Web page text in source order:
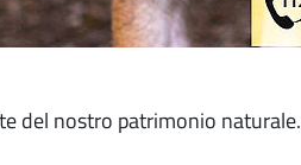
del nostro patrimonio naturale.